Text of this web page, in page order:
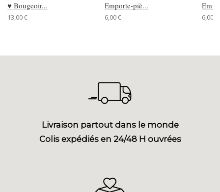
♥ Bougeoir...
13,00 €
Emporte-piè...
6,00 € 6,00 €
Livraison partout dans le monde
Colis expédiés en 24/48 H ouvrées